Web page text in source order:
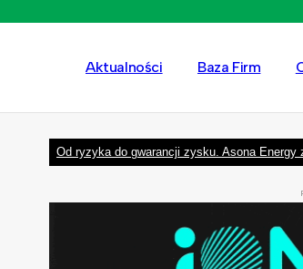
Aktualności Baza Firm
Od ryzyka do gwarancji zysku. Asona